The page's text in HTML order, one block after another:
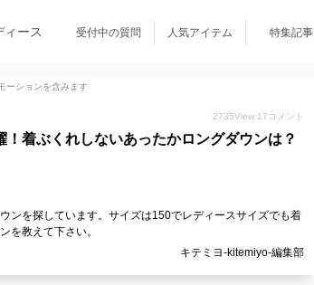
ィース 受付中の質問 人気アイテム 特集記事
ーションを含みます
2735View 17 コメント
！着ぶくれしないあったかロングダウンは？
ンを探しています。サイズは150でレディースサイズでも着
を教えて下さい。
キテミヨ-kitemiyo-編集部